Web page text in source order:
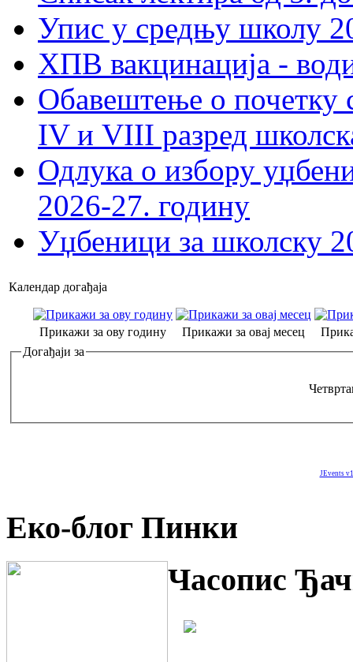
Упис у средњу школу
ХПВ вакцинација -
Обавештење о почетку
IV и VIII разред
Одлука о избору
2026-27. годину
Уџбеници за школску
Календар догађаја
Прикажи за ову годину Прикажи за овај месец
Догађаји за
JEvents
Еко-блог Пинки
Часопис